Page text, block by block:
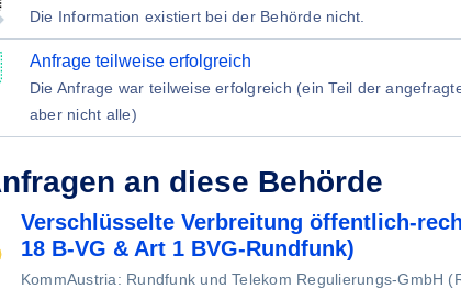
Die Information existiert bei der Behörde nicht.
Anfrage teilweise erfolgreich
Die Anfrage war teilweise erfolgreich (ein Teil der
aber nicht alle)
an diese Behörde
Verschlüsselte Verbreitung öffentlich-
18 B-VG & Art 1 BVG-Rundfunk)
KommAustria: Rundfunk und Telekom Regulierungs-GmbH